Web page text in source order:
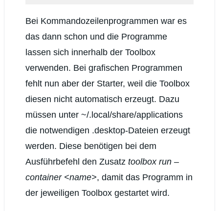
Bei Kommandozeilenprogrammen war es
das dann schon und die Programme
lassen sich innerhalb der Toolbox
verwenden. Bei grafischen Programmen
fehlt nun aber der Starter, weil die Toolbox
diesen nicht automatisch erzeugt. Dazu
müssen unter ~/.local/share/applications
die notwendigen .desktop-Dateien erzeugt
werden. Diese benötigen bei dem
Ausführbefehl den Zusatz toolbox run –
container <name>, damit das Programm in
der jeweiligen Toolbox gestartet wird.